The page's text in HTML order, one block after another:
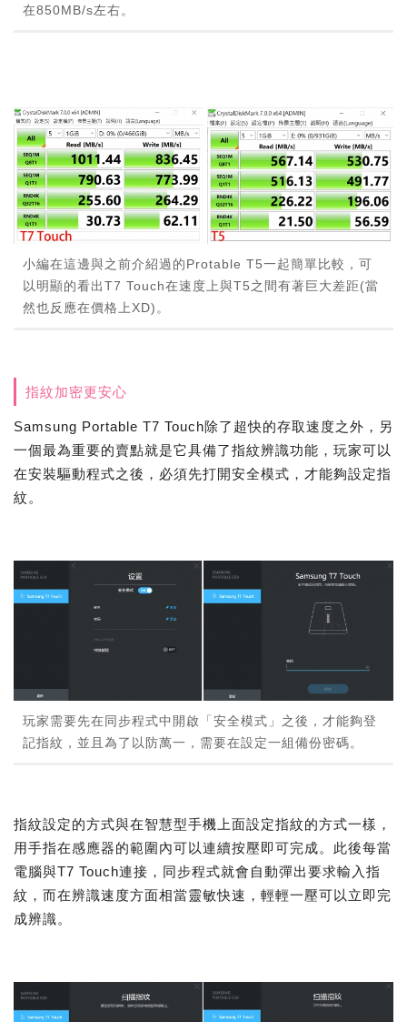
在850MB/s左右。
小編在這邊與之前介紹過的Protable T5一起簡單比較，可
以明顯的看出T7 Touch在速度上與T5之間有著巨大差距(當
然也反應在價格上XD)。
指紋加密更安心
Samsung Portable T7 Touch除了超快的存取速度之外，另
一個最為重要的賣點就是它具備了指紋辨識功能，玩家可以
在安裝驅動程式之後，必須先打開安全模式，才能夠設定指
紋。
玩家需要先在同步程式中開啟「安全模式」之後，才能夠登
記指紋，並且為了以防萬一，需要在設定一組備份密碼。
指紋設定的方式與在智慧型手機上面設定指紋的方式一樣，
用手指在感應器的範圍內可以連續按壓即可完成。此後每當
電腦與T7 Touch連接，同步程式就會自動彈出要求輸入指
紋，而在辨識速度方面相當靈敏快速，輕輕一壓可以立即完
成辨識。